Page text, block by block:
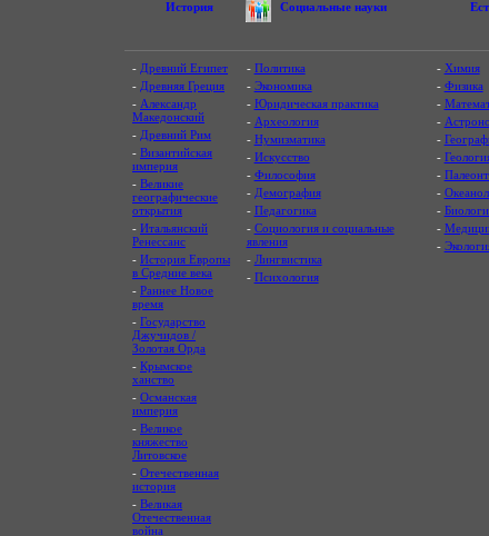
История Социальные науки
- Древний Египет
- Древняя Греция
- Александр
Македонский
- Древний Рим
- Византийская
империя
- Великие
географические
открытия
- Итальянский
Ренессанс
- История Европы
в Средние века
- Раннее Новое
время
- Государство
Джучидов /
Золотая Орда
- Крымское
ханство
- Османская
империя
- Великое
княжество
Литовское
- Отечественная
история
- Великая
Отечественная
война
- Политика
- Экономика
- Юридическая практика
- Археология
- Нумизматика
- Искусство
- Философия
- Демография
- Педагогика
- Социология и социальные
явления
- Лингвистика
- Психология
- Химия
- Физика
-
-
-
-
-
-
-
-
-